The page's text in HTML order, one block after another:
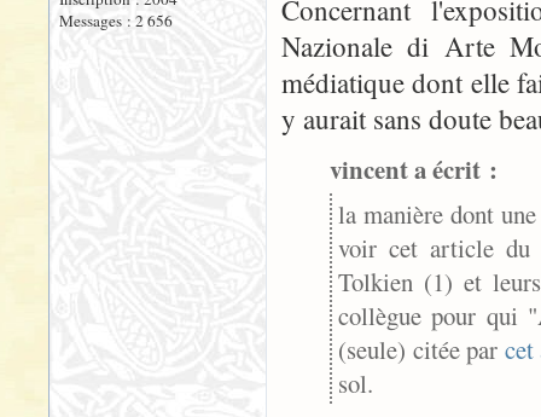
Messages : 2 656
Concernant
Nazionale di Arte
médiatique dont elle
y aurait sans doute
vincent a écrit :
la manière dont
voir cet article
Tolkien (1) et
collègue pour qui
(seule) citée par
sol.